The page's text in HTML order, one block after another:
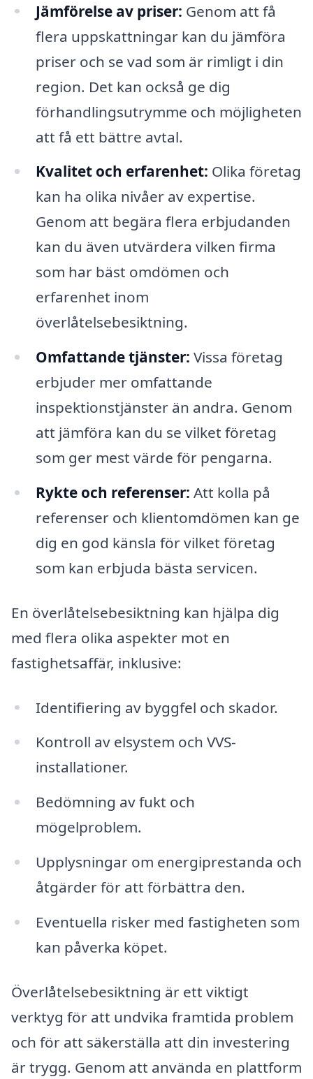
Jämförelse av priser: Genom att få
flera uppskattningar kan du jämföra
priser och se vad som är rimligt i din
region. Det kan också ge dig
förhandlingsutrymme och möjligheten
att få ett bättre avtal.
Kvalitet och erfarenhet: Olika företag
kan ha olika nivåer av expertise.
Genom att begära flera erbjudanden
kan du även utvärdera vilken firma
som har bäst omdömen och
erfarenhet inom
överlåtelsebesiktning.
Omfattande tjänster: Vissa företag
erbjuder mer omfattande
inspektionstjänster än andra. Genom
att jämföra kan du se vilket företag
som ger mest värde för pengarna.
Rykte och referenser: Att kolla på
referenser och klientomdömen kan ge
dig en god känsla för vilket företag
som kan erbjuda bästa servicen.
En överlåtelsebesiktning kan hjälpa dig
med flera olika aspekter mot en
fastighetsaffär, inklusive:
Identifiering av byggfel och skador.
Kontroll av elsystem och VVS-
installationer.
Bedömning av fukt och
mögelproblem.
Upplysningar om energiprestanda och
åtgärder för att förbättra den.
Eventuella risker med fastigheten som
kan påverka köpet.
Överlåtelsebesiktning är ett viktigt
verktyg för att undvika framtida problem
och för att säkerställa att din investering
är trygg. Genom att använda en plattform